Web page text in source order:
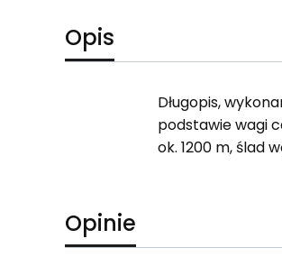
Opis
Długopis,
podstawie wagi
ok. 1200 m, ślad
Opinie